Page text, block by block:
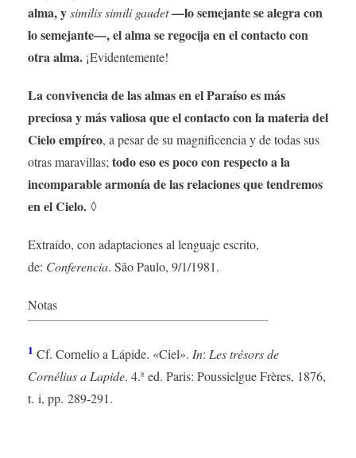
alma, y​​similis simili gaudet—lo semejante se alegra con
lo semejante—, el alma se regocija en el contacto con
otra alma.¡Evidentemente!
La convivencia de las almas en el Paraíso es más
preciosa y más valiosa que el contacto con la materia del
Cielo empíreo, a pesar de su magnificencia y de todas sus
otras maravillas; todo eso es poco con respecto a la
incomparable armonía de las relaciones que tendremos
en el Cielo.◊
Extraído, con adaptaciones al lenguaje escrito,
de: Conferencia. São Paulo, 9/1/1981.
Notas
1 Cf. Cornelio a Lápide. «Ciel». In: Les trésors de
Cornélius a Lapide. 4.ª ed. Paris: Poussielgue Frères, 1876,
t. i, pp. 289-291.